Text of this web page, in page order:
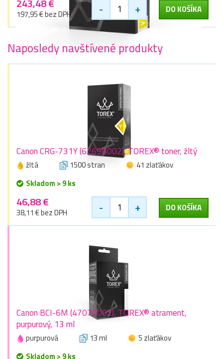
243,48 €
197,95 € bez DPH - + DO KOŠÍKA
Naposledy navštívené produkty
Canon CRG-731Y (6269B002), TOREX® toner, žltý
žltá 1500 stran
41 zlaťákov
Skladom > 9 ks
46,88 €
38,11 € bez DPH - + DO KOŠÍKA
Canon BCI-6M (4707A002), TOREX® atrament,
purpurový, 13 ml
purpurová 13 ml
5 zlaťákov
Skladom > 9 ks